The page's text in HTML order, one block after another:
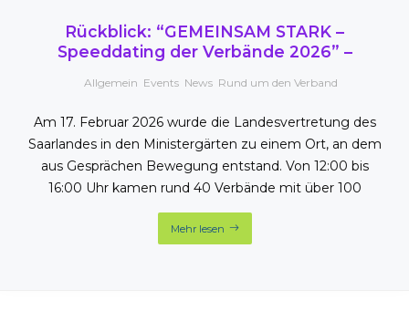
Rückblick: “GEMEINSAM STARK –
Speeddating der Verbände 2026” –
Allgemein Events News Rund um den Verband
Am 17. Februar 2026 wurde die Landesvertretung des
Saarlandes in den Ministergärten zu einem Ort, an dem
aus Gesprächen Bewegung entstand. Von 12:00 bis
16:00 Uhr kamen rund 40 Verbände mit über 100
Mehr lesen